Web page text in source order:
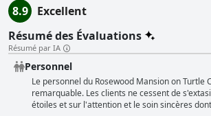
8.9
Excellent
Résumé des Évaluations
Résumé par IA
Personnel
Le personnel du Rosewood Mansion on Turtle
remarquable. Les clients ne cessent de
étoiles et sur l'attention et le soin sincères